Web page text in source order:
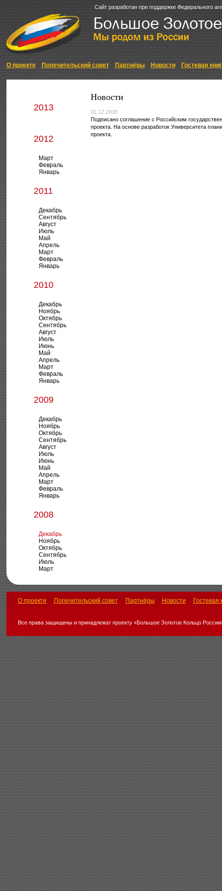
Сайт разработан при поддержке Федерального
О проекте Попечительский совет Партнёры Новости Гостевая
2013
2012
Март
Февраль
Январь
2011
Декабрь
Сентябрь
Август
Июль
Май
Апрель
Март
Февраль
Январь
2010
Декабрь
Ноябрь
Октябрь
Сентябрь
Август
Июль
Июнь
Май
Апрель
Март
Февраль
Январь
2009
Декабрь
Ноябрь
Октябрь
Сентябрь
Август
Июль
Июнь
Май
Апрель
Март
Февраль
Январь
2008
Декабрь
Ноябрь
Октябрь
Сентябрь
Июль
Март
Новости
01.12.2008
Подписано соглашение с Российским
проекта. На основе разработок Университета
проекта.
О проекте Попечительский совет Партнёры Новости Гостевая
Все права защищены и принадлежат проекту «Большое Золотое Кольцо